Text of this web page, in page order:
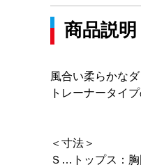
商品説明
風合い柔らかな
トレーナータイ
＜寸法＞
Ｓ…トップス：